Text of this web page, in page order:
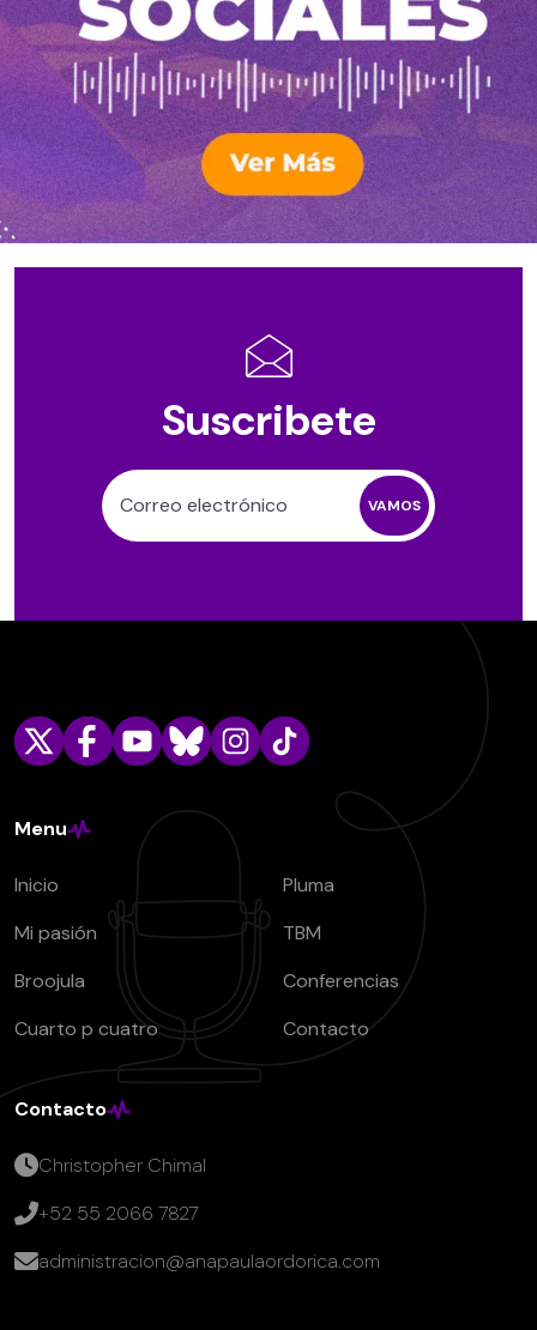
Suscribete
VAMOS
Menu
Inicio
Mi pasión
Broojula
Cuarto p cuatro
Pluma
TBM
Conferencias
Contacto
Contacto
Christopher Chimal
+52 55 2066 7827
administracion@anapaulaordorica.com